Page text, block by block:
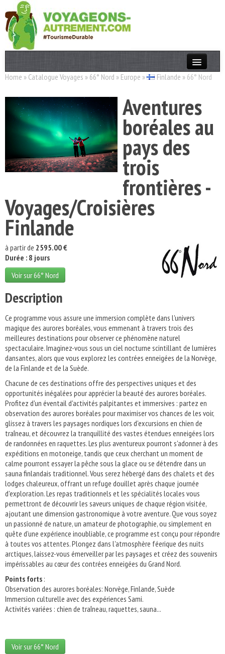
Actualités
T. Responsable
Destinations
Acteurs
Thèmes
Home » Catalogue Voyages » 66° Nord » Europe » Finlande » 66° Nord
Aventures
boréales au
pays des
trois
frontières -
Voyages/Croisières
Finlande
à partir de 2595.00 €
Durée : 8 jours
Voir sur 66° Nord
Description
Ce programme vous assure une immersion complète dans l'univers
magique des aurores boréales, vous emmenant à travers trois des
meilleures destinations pour observer ce phénomène naturel
spectaculaire. Imaginez-vous sous un ciel nocturne scintillant de lumières
dansantes, alors que vous explorez les contrées enneigées de la Norvège,
de la Finlande et de la Suède.
Chacune de ces destinations offre des perspectives uniques et des
opportunités inégalées pour apprécier la beauté des aurores boréales.
Profitez d'un éventail d'activités palpitantes et immersives : partez en
observation des aurores boréales pour maximiser vos chances de les voir,
glissez à travers les paysages nordiques lors d'excursions en chien de
traîneau, et découvrez la tranquillité des vastes étendues enneigées lors
de randonnées en raquettes. Les plus aventureux pourront s'adonner à des
expéditions en motoneige, tandis que ceux cherchant un moment de
calme pourront essayer la pêche sous la glace ou se détendre dans un
sauna finlandais traditionnel. Vous serez hébergé dans des chalets et des
lodges chaleureux, offrant un refuge douillet après chaque journée
d'exploration. Les repas traditionnels et les spécialités locales vous
permettront de découvrir les saveurs uniques de chaque région visitée,
ajoutant une dimension gastronomique à votre aventure. Que vous soyez
un passionné de nature, un amateur de photographie, ou simplement en
quête d'une expérience inoubliable, ce programme est conçu pour répondre
à toutes vos attentes. Plongez dans l'atmosphère féerique des nuits
arctiques, laissez-vous émerveiller par les paysages et créez des souvenirs
impérissables au cœur des contrées enneigées du Grand Nord.
Points forts :
Observation des aurores boréales: Norvège, Finlande, Suède
Immersion culturelle avec des expériences Sami.
Activités variées : chien de traîneau, raquettes, sauna...
Voir sur 66° Nord